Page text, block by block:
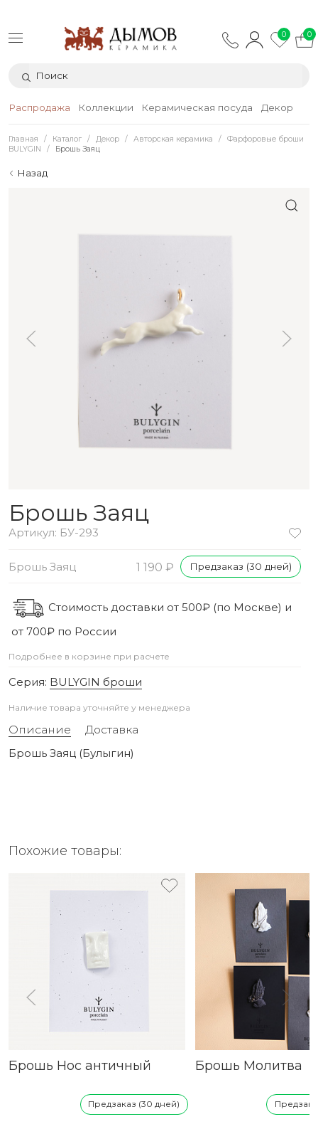
0 0
Распродажа Коллекции Керамическая посуда Декор
Главная Каталог Декор Авторская керамика
Фарфоровые броши
BULYGIN
Брошь Заяц
Назад
Брошь Заяц
Артикул: БУ-293
Брошь Заяц 1 190 ₽ Предзаказ (30 дней)
Стоимость доставки от 500₽ (по Москве) и
от 700₽ по России
Подробнее в корзине при расчете
Серия: BULYGIN броши
Наличие товара уточняйте у менеджера
Описание
Доставка
Брошь Заяц (Булыгин)
Похожие товары:
Брошь Нос античный
Предзаказ (30 дней)
Брошь Молитва